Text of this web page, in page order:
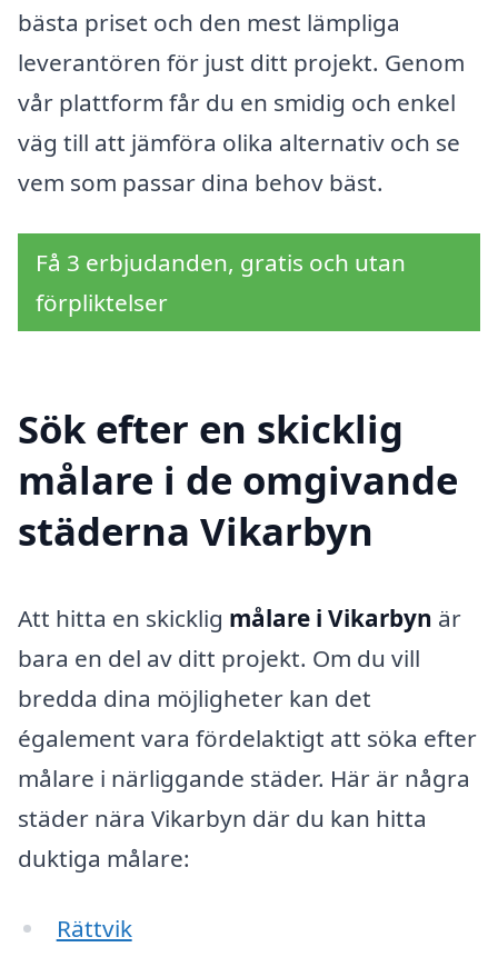
bästa priset och den mest lämpliga
leverantören för just ditt projekt. Genom
vår plattform får du en smidig och enkel
väg till att jämföra olika alternativ och se
vem som passar dina behov bäst.
Få 3 erbjudanden, gratis och utan
förpliktelser
Sök efter en skicklig
målare i de omgivande
städerna Vikarbyn
Att hitta en skicklig målare i Vikarbyn är
bara en del av ditt projekt. Om du vill
bredda dina möjligheter kan det
également vara fördelaktigt att söka efter
målare i närliggande städer. Här är några
städer nära Vikarbyn där du kan hitta
duktiga målare:
Rättvik